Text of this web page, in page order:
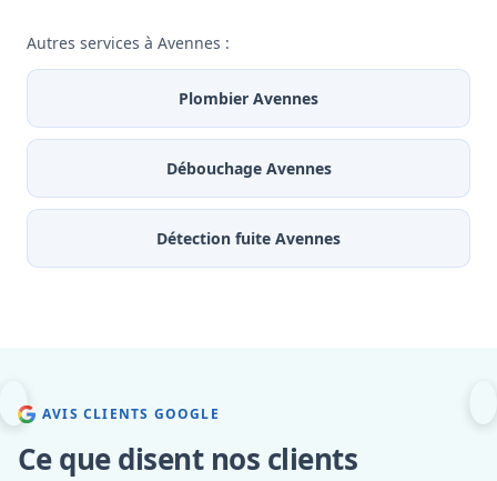
Autres services à Avennes :
Plombier Avennes
Débouchage Avennes
Détection fuite Avennes
AVIS CLIENTS GOOGLE
Ce que disent nos clients